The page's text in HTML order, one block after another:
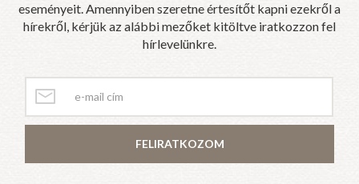
eseményeit. Amennyiben szeretne értesítőt kapni ezekről a
hírekről, kérjük az alábbi mezőket kitöltve iratkozzon fel
hírlevelünkre.
FELIRATKOZOM